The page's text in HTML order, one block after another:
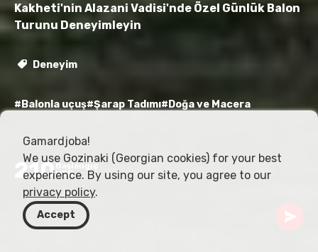
Kakheti'nin Alazani Vadisi'nde Özel Günlük Balon
Turunu Deneyimleyin
Deneyim
#Balonla uçuş#Şarap Tadımı#Doğa ve Macera
210USD
Gamardjoba!
We use Gozinaki (Georgian cookies) for your best
experience. By using our site, you agree to our
privacy policy.
Accept